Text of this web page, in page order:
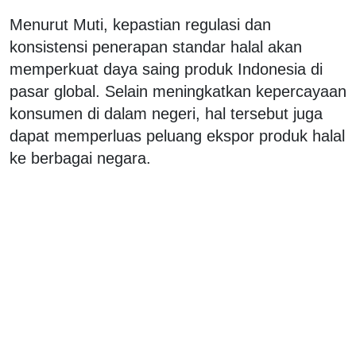
Menurut Muti, kepastian regulasi dan
konsistensi penerapan standar halal akan
memperkuat daya saing produk Indonesia di
pasar global. Selain meningkatkan kepercayaan
konsumen di dalam negeri, hal tersebut juga
dapat memperluas peluang ekspor produk halal
ke berbagai negara.